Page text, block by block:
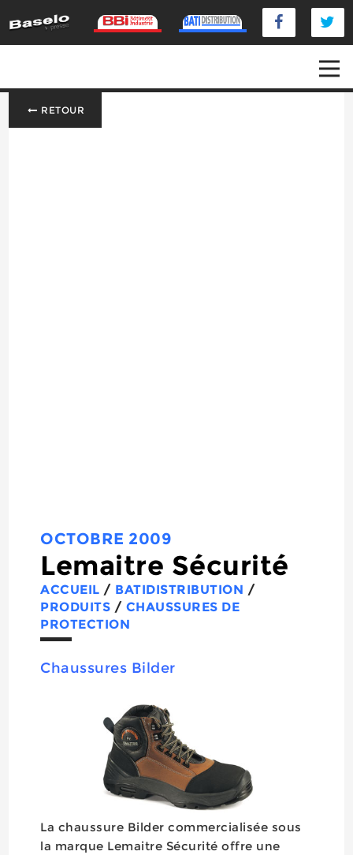
RETOUR
OCTOBRE 2009
Lemaitre Sécurité
ACCUEIL / BATIDISTRIBUTION /
PRODUITS / CHAUSSURES DE
PROTECTION
Chaussures Bilder
La chaussure Bilder commercialisée sous
la marque Lemaitre Sécurité offre une